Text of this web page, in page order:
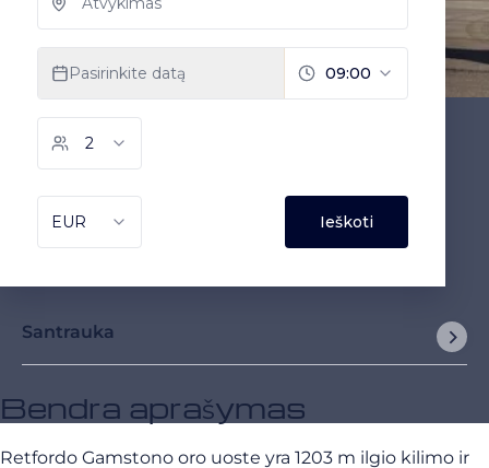
Santrauka
Bendra aprašymas
Retfordo Gamstono oro uoste yra 1203 m ilgio kilimo ir